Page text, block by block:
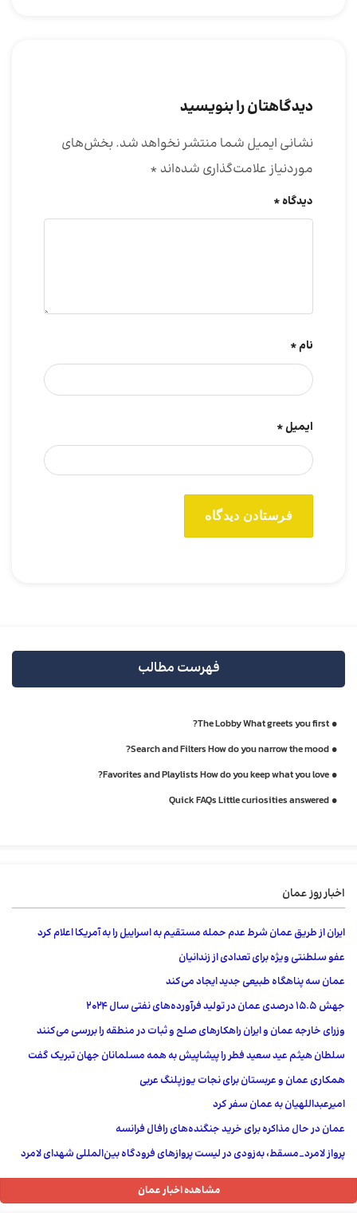
دیدگاهتان را بنویسید
نشانی ایمیل شما منتشر نخواهد شد. بخش‌های
موردنیاز علامت‌گذاری شده‌اند *
دیدگاه*
نام*
ایمیل*
فهرست مطالب
The Lobby What greets you first?
Search and Filters How do you narrow the mood?
Favorites and Playlists How do you keep what you love?
Quick FAQs Little curiosities answered
اخبار روز عمان
ایران از طریق عمان شرط عدم حمله مستقیم به اسراییل را به آمریکا اعلام کرد
عفو ​​سلطنتی ویژه برای تعدادی از زندانیان
عمان سه پناهگاه طبیعی جدید ایجاد می‌کند
جهش 15.5 درصدی عمان در تولید فرآورده‌های نفتی سال ۲۰۲۴
وزرای خارجه عمان و ایران راهکارهای صلح و ثبات در منطقه را بررسی می‌کنند
سلطان هیثم عید سعید فطر را پیشاپیش به همه مسلمانان جهان تبریک گفت
همکاری عمان و عربستان برای نجات یوزپلنگ عربی
امیرعبداللهیان به عمان سفر کرد
عمان در حال مذاکره برای خرید جنگنده‌های رافال فرانسه
پرواز لامرد_مسقط، به‌زودی در لیست پروازهای فرودگاه بین‌المللی شهدای لامرد
مشاهده اخبار عمان